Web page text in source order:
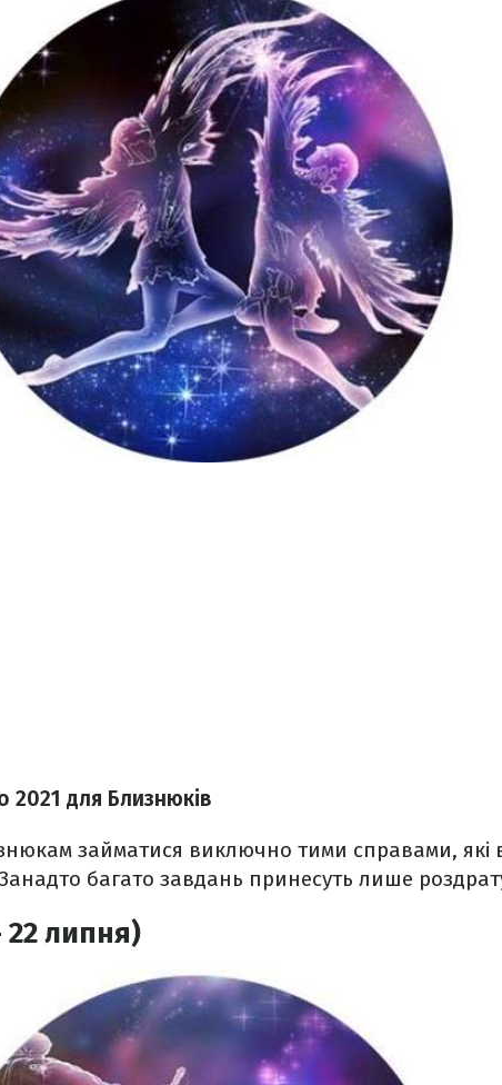
2021 для Близнюків
займатися виключно тими справами, які
багато завдань принесуть лише
22 липня)